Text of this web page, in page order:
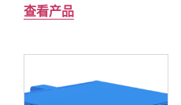
查看产品